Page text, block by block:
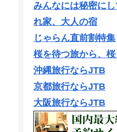
みんなには秘密に
れ家、大人の宿
じゃらん直前割特集
桜を待つ旅から、
沖縄旅行ならJTB
京都旅行ならJTB
大阪旅行ならJTB